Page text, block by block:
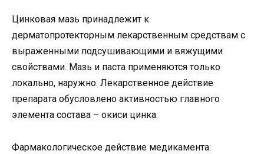
Цинковая мазь принадлежит к
дерматопротекторным лекарственным средствам с
выраженными подсушивающими и вяжущими
свойствами. Мазь и паста применяются только
локально, наружно. Лекарственное действие
препарата обусловлено активностью главного
элемента состава – окиси цинка.
Фармакологическое действие медикамента: